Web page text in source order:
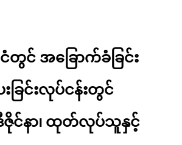
င် အခြောက်ခံခြင်း
ခြင်းလုပ်ငန်းတွင်
ဇိုင်နာ၊ ထုတ်လုပ်သူနှင့်